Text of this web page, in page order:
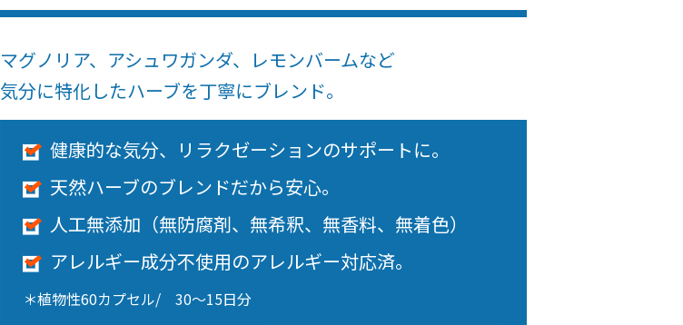
マグノリア、アシュワガンダ、レモンバームなど
気分に特化したハーブを丁寧にブレンド。
健康的な気分、リラクゼーションのサポートに。
天然ハーブのブレンドだから安心。
人工無添加（無防腐剤、無希釈、無香料、無着色）
アレルギー成分不使用のアレルギー対応済。
＊植物性60カプセル/ 30～15日分